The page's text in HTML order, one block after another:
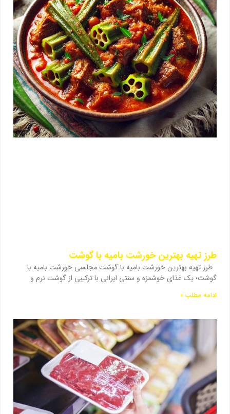
طرز تهیه بهترین خورشت بامیه با گوشت
طرز تهیه بهترین خورشت بامیه با گوشت مجلسی خورشت بامیه با
گوشت؛ یک غذای خوشمزه و سنتی ایرانی با ترکیبی از گوشت نرم و
ادامه مطلب »